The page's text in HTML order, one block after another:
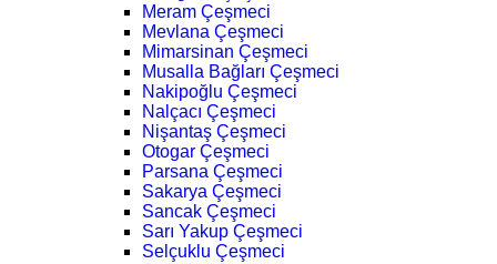
Meram Çeşmeci
Mevlana Çeşmeci
Mimarsinan Çeşmeci
Musalla Bağları Çeşmeci
Nakipoğlu Çeşmeci
Nalçacı Çeşmeci
Nişantaş Çeşmeci
Otogar Çeşmeci
Parsana Çeşmeci
Sakarya Çeşmeci
Sancak Çeşmeci
Sarı Yakup Çeşmeci
Selçuklu Çeşmeci